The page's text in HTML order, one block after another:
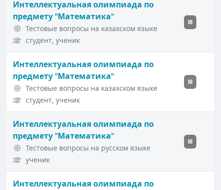
Интеллектуальная олимпиада по
предмету "Математика"
Тестовые вопросы на казахском языке
студент, ученик
III
Интеллектуальная олимпиада по
предмету "Математика"
Тестовые вопросы на казахском языке
студент, ученик
III
Интеллектуальная олимпиада по
предмету "Математика"
Тестовые вопросы на русском языке
ученик
III
Интеллектуальная олимпиада по